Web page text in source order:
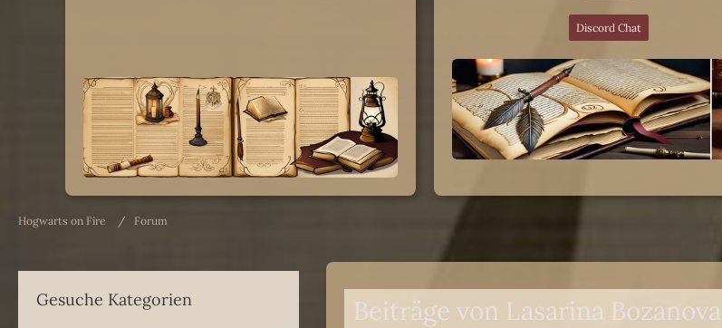
Discord Chat
Hogwarts on Fire Forum
Gesuche Kategorien Beiträge von Lasarina Bozanova